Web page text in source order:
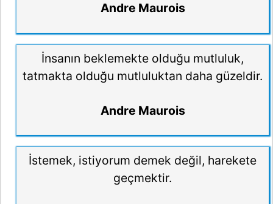
Andre Maurois
İnsanın beklemekte olduğu mutluluk,
tatmakta olduğu mutluluktan daha güzeldir.
Andre Maurois
İstemek, istiyorum demek değil, harekete
geçmektir.